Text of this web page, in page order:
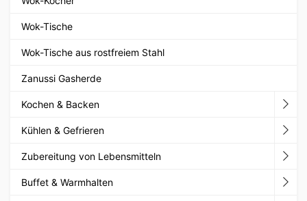
Wok-Tische
Wok-Tische aus rostfreiem Stahl
Zanussi Gasherde
Kochen & Backen
Kühlen & Gefrieren
Zubereitung von Lebensmitteln
Buffet & Warmhalten